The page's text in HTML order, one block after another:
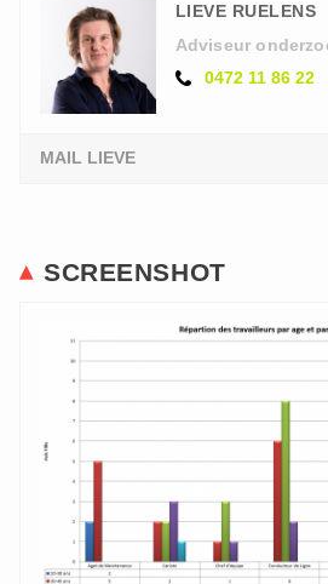
LIEVE RUELENS
Adviseur
0472 11 86 22
MAIL LIEVE
SCREENSHOT